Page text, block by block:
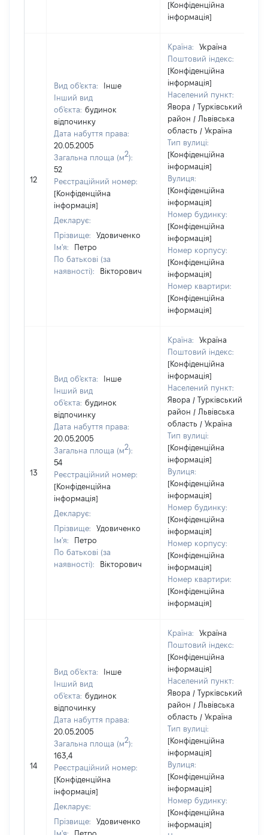
[Конфіденційна
інформація]
12
Вид об'єкта:
Інше
Інший вид
об'єкта: будинок
відпочинку
Дата набуття права:
20.05.2005
Загальна площа (м2):
52
Реєстраційний номер:
[Конфіденційна
інформація]
Декларує:
Прізвище:
Удовиченко
Ім'я:
Петро
По батькові (за
наявності):
Вікторович
Країна:
Україна
Поштовий індекс:
[Конфіденційна
інформація]
Населений пункт:
Явора / Турківський
район / Львівська
область / Україна
Тип вулиці:
[Конфіденційна
інформація]
Вулиця:
[Конфіденційна
інформація]
Номер будинку:
[Конфіденційна
інформація]
Номер корпусу:
[Конфіденційна
інформація]
Номер квартири:
[Конфіденційна
інформація]
13
Вид об'єкта:
Інше
Інший вид
об'єкта: будинок
відпочинку
Дата набуття права:
20.05.2005
Загальна площа (м2):
54
Реєстраційний номер:
[Конфіденційна
інформація]
Декларує:
Прізвище:
Удовиченко
Ім'я:
Петро
По батькові (за
наявності):
Вікторович
Країна:
Україна
Поштовий індекс:
[Конфіденційна
інформація]
Населений пункт:
Явора / Турківський
район / Львівська
область / Україна
Тип вулиці:
[Конфіденційна
інформація]
Вулиця:
[Конфіденційна
інформація]
Номер будинку:
[Конфіденційна
інформація]
Номер корпусу:
[Конфіденційна
інформація]
Номер квартири:
[Конфіденційна
інформація]
14
Вид об'єкта:
Інше
Інший вид
об'єкта: будинок
відпочинку
Дата набуття права:
20.05.2005
Загальна площа (м2):
163,4
Реєстраційний номер:
[Конфіденційна
інформація]
Декларує:
Прізвище:
Удовиченко
Ім'я:
Петро
Країна:
Україна
Поштовий індекс:
[Конфіденційна
інформація]
Населений пункт:
Явора / Турківський
район / Львівська
область / Україна
Тип вулиці:
[Конфіденційна
інформація]
Вулиця:
[Конфіденційна
інформація]
Номер будинку:
[Конфіденційна
інформація]